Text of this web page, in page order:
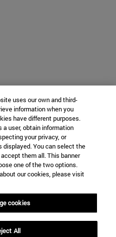
uses our own and third-
information when you
have different purposes.
a user, obtain information
your privacy, or
You can select the
them all. This banner
one of the two options.
our cookies, please visit
cookies
All